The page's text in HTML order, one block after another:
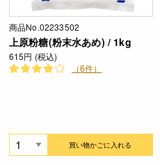
商品No.02233502
上原粉糖(粉末水あめ) / 1kg
615円 (税込)
（6件）
買い物かごに入れる